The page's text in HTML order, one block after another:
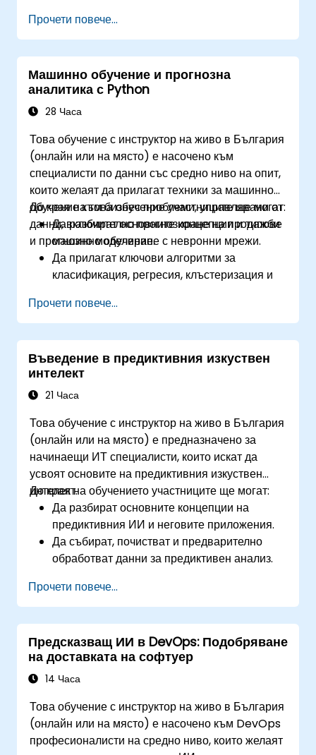
Внедряват LLM (големи езикови модели) и
трансформъри за генериране на текст и
код.
Прилагат прогнозиране на времеви редове
и базирани на AI препоръки.
Разработват и фино настройват AI модели
Оценяват етичните съображения и най-
добрите практики при внедряване на AI.
Прочети повече...
Машинно обучение и прогнозна
аналитика с Python
28 Часа
Това обучение с инструктор на живо в България
(онлайн или на място) е насочено към
специалисти по данни със средно ниво на опит,
които желаят да прилагат техники за машинно
обучение към бизнес проблеми, управлявани от
данни, включително прогнозиране на продажби
и прогнозно моделиране с невронни мрежи.
До края на това обучение участниците ще могат:
Да разбират основните концепции и типове
машинно обучение.
Да прилагат ключови алгоритми за
класификация, регресия, клъстеризация и
Да извършват проучвателен анализ на
данни и подготовка на данни с Python.
Да използват невронни мрежи за задачи за
нелинейно моделиране.
Да внедряват прогнозна аналитика за
бизнес прогнозиране, включително данни за
Да оценяват и оптимизират
производителността на модели с помощта
на визуални и статистически техники.
Прочети повече...
Въведение в предиктивния изкуствен
интелект
21 Часа
Това обучение с инструктор на живо в България
(онлайн или на място) е предназначено за
начинаещи ИТ специалисти, които искат да
усвоят основите на предиктивния изкуствен
интелект.
До края на обучението участниците ще могат:
Да разбират основните концепции на
предиктивния ИИ и неговите приложения.
Да събират, почистват и предварително
обработват данни за предиктивен анализ.
открият прозрения.
Да изграждат базови статистически модели
за прогнозиране.
Да оценяват ефективността на
предиктивните модели.
Да прилагат концепциите на предиктивния
Прочети повече...
Предсказващ ИИ в DevOps: Подобряване
на доставката на софтуер
14 Часа
Това обучение с инструктор на живо в България
(онлайн или на място) е насочено към DevOps
професионалисти на средно ниво, които желаят